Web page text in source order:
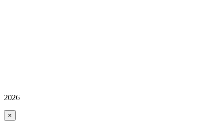
2026
×